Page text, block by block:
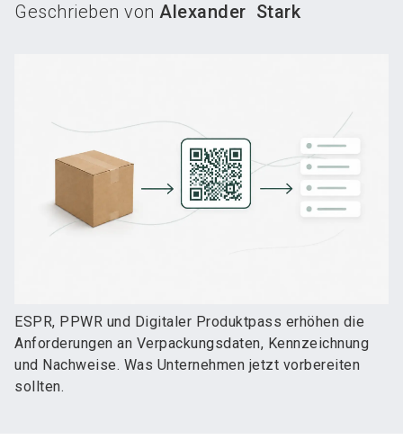
Geschrieben von Alexander Stark
ESPR, PPWR und Digitaler Produktpass erhöhen die
Anforderungen an Verpackungsdaten, Kennzeichnung
und Nachweise. Was Unternehmen jetzt vorbereiten
sollten.